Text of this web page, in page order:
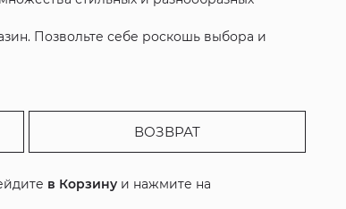
Позвольте себе роскошь выбора и
ВОЗВРАТ
в Корзину и нажмите на